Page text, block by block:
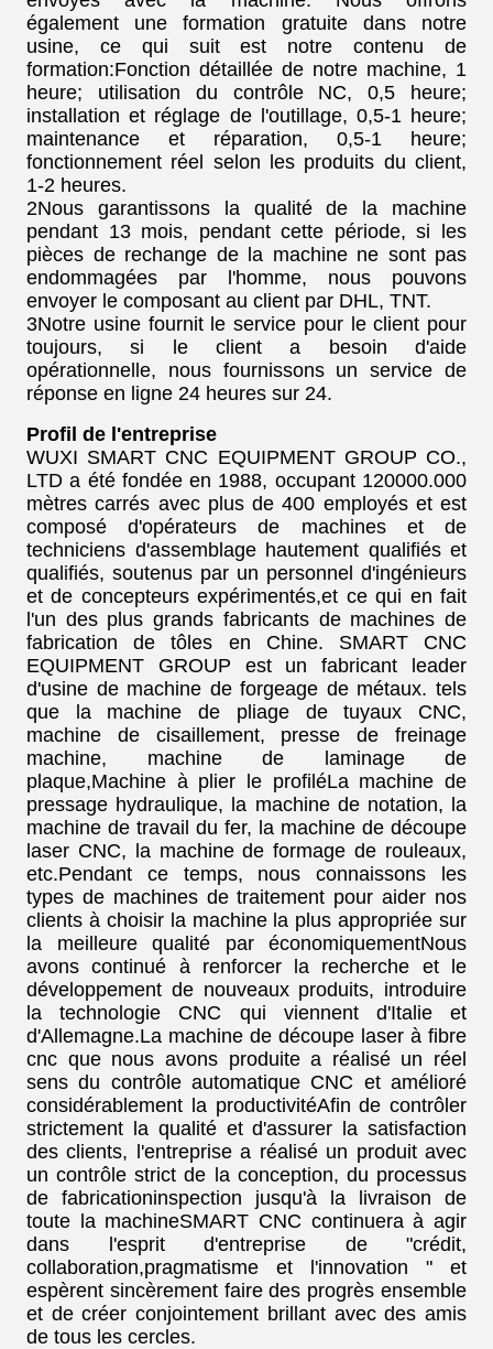
également une formation gratuite dans notre
usine, ce qui suit est notre contenu de
formation:Fonction détaillée de notre machine, 1
heure; utilisation du contrôle NC, 0,5 heure;
installation et réglage de l'outillage, 0,5-1 heure;
maintenance et réparation, 0,5-1 heure;
fonctionnement réel selon les produits du client,
1-2 heures.
2Nous garantissons la qualité de la machine
pendant 13 mois, pendant cette période, si les
pièces de rechange de la machine ne sont pas
endommagées par l'homme, nous pouvons
envoyer le composant au client par DHL, TNT.
3Notre usine fournit le service pour le client pour
toujours, si le client a besoin d'aide
opérationnelle, nous fournissons un service de
réponse en ligne 24 heures sur 24.
Profil de l'entreprise
WUXI SMART CNC EQUIPMENT GROUP CO.,
LTD a été fondée en 1988, occupant 120000.000
mètres carrés avec plus de 400 employés et est
composé d'opérateurs de machines et de
techniciens d'assemblage hautement qualifiés et
qualifiés, soutenus par un personnel d'ingénieurs
et de concepteurs expérimentés,et ce qui en fait
l'un des plus grands fabricants de machines de
fabrication de tôles en Chine. SMART CNC
EQUIPMENT GROUP est un fabricant leader
d'usine de machine de forgeage de métaux. tels
que la machine de pliage de tuyaux CNC,
machine de cisaillement, presse de freinage
machine, machine de laminage de
plaque,Machine à plier le profiléLa machine de
pressage hydraulique, la machine de notation, la
machine de travail du fer, la machine de découpe
laser CNC, la machine de formage de rouleaux,
etc.Pendant ce temps, nous connaissons les
types de machines de traitement pour aider nos
clients à choisir la machine la plus appropriée sur
la meilleure qualité par économiquementNous
avons continué à renforcer la recherche et le
développement de nouveaux produits, introduire
la technologie CNC qui viennent d'Italie et
d'Allemagne.La machine de découpe laser à fibre
cnc que nous avons produite a réalisé un réel
sens du contrôle automatique CNC et amélioré
considérablement la productivitéAfin de contrôler
strictement la qualité et d'assurer la satisfaction
des clients, l'entreprise a réalisé un produit avec
un contrôle strict de la conception, du processus
de fabricationinspection jusqu'à la livraison de
toute la machineSMART CNC continuera à agir
dans l'esprit d'entreprise de "crédit,
collaboration,pragmatisme et l'innovation " et
espèrent sincèrement faire des progrès ensemble
et de créer conjointement brillant avec des amis
de tous les cercles.